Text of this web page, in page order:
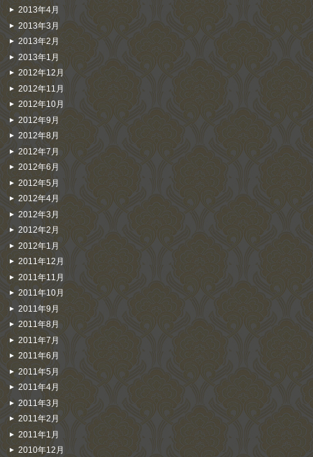
2013年4月
2013年3月
2013年2月
2013年1月
2012年12月
2012年11月
2012年10月
2012年9月
2012年8月
2012年7月
2012年6月
2012年5月
2012年4月
2012年3月
2012年2月
2012年1月
2011年12月
2011年11月
2011年10月
2011年9月
2011年8月
2011年7月
2011年6月
2011年5月
2011年4月
2011年3月
2011年2月
2011年1月
2010年12月